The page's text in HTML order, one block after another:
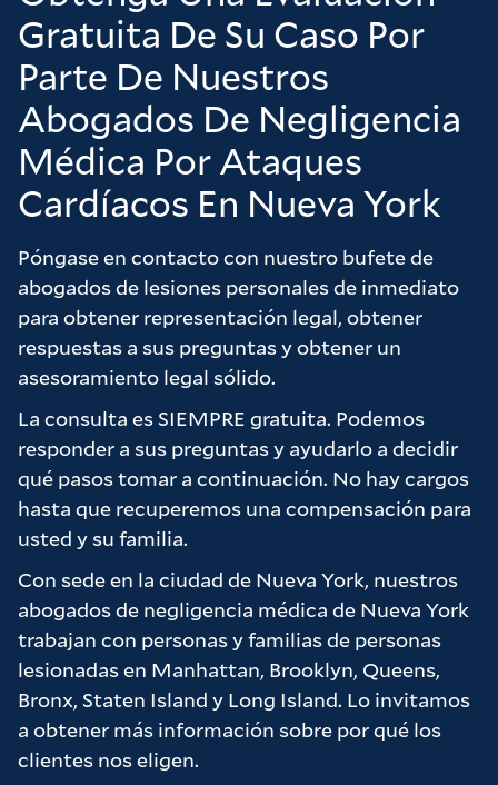
consejos que nos dieron siempre fueron
equilibrados y redundaron en beneficio de
nuestros intereses. Quedamos muy
satisfechos con el resultado que la empresa
nos ha conseguido y creemos que solo lo
hemos conseguido gracias al arduo trabajo de
Chris y Brad. No dudaría en recomendar la
firma a cualquiera que esté considerando un
caso y quiera sentirse realmente valorado
como cliente.
Muchas gracias a la firma por todo su arduo
trabajo en nuestro nombre, realmente lo
apreciamos.
Gratuita De Su Caso Por
Parte De Nuestros
Abogados De Negligencia
Médica Por Ataques
Cardíacos En Nueva York
Póngase en contacto con nuestro bufete de
abogados de lesiones personales de inmediato
para obtener representación legal, obtener
respuestas a sus preguntas y obtener un
asesoramiento legal sólido.
La consulta es SIEMPRE gratuita. Podemos
responder a sus preguntas y ayudarlo a decidir
qué pasos tomar a continuación. No hay cargos
hasta que recuperemos una compensación para
usted y su familia.
Con sede en la ciudad de Nueva York, nuestros
abogados de negligencia médica de Nueva York
trabajan con personas y familias de personas
lesionadas en Manhattan, Brooklyn, Queens,
Bronx, Staten Island y Long Island. Lo invitamos
a obtener más información sobre por qué los
clientes nos eligen.